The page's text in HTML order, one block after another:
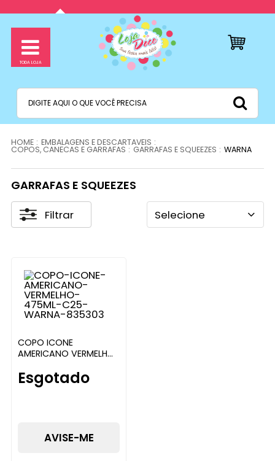
EMBALAGENS E DESCARTAVEIS
COPOS, CANECAS E GARRAFAS GARRAFAS E SQUEEZES WARNA
GARRAFAS E SQUEEZES
Filtrar Selecione
COPO ICONE
AMERICANO VERMELHO
Esgotado
AVISE-ME